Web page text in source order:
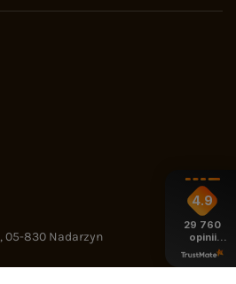
,05-830 Nadarzyn
4.9
29 760
opinii
z całego